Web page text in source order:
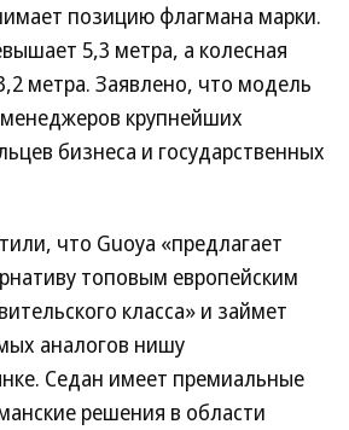
позицию флагмана марки.
5,3 метра, а колесная
метра. Заявлено, что модель
крупнейших
бизнеса и государственных
что Guoya «предлагает
топовым европейским
класса» и займет
аналогов нишу
Седан имеет премиальные
решения в области